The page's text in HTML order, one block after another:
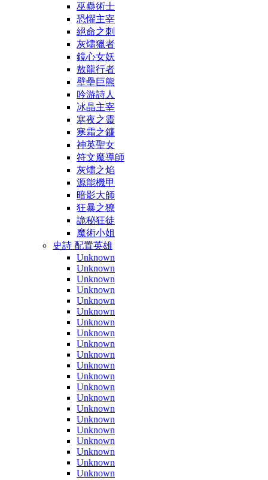
巫蠱術士
恐懼主宰
絕命之刺
灰燼獵者
鏡心女妖
敖龍行者
壁壘巨熊
吟游詩人
冰晶主宰
寒夜之靈
寒霜之鐮
神英聖女
符文魔導師
灰燼之焰
源能機甲
暗影大師
狂暴之獠
詭秘狂徒
魔術小姐
史詩 配置英雄
Unknown
Unknown
Unknown
Unknown
Unknown
Unknown
Unknown
Unknown
Unknown
Unknown
Unknown
Unknown
Unknown
Unknown
Unknown
Unknown
Unknown
Unknown
Unknown
Unknown
Unknown